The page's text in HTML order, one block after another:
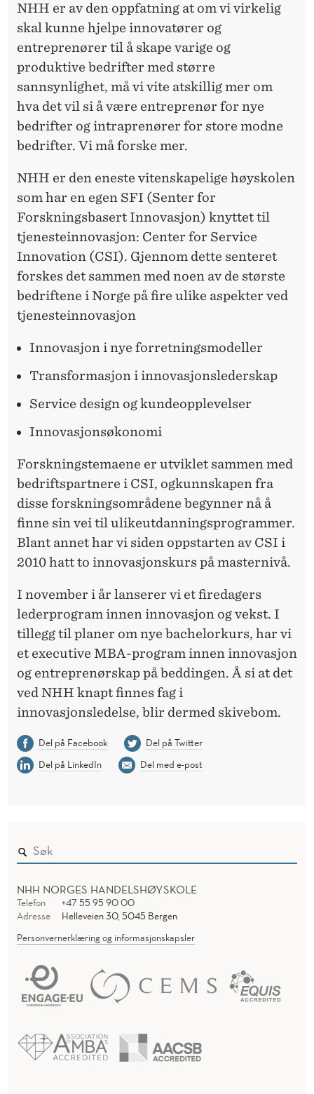
NHH er av den oppfatning at om vi virkelig
skal kunne hjelpe innovatører og
entreprenører til å skape varige og
produktive bedrifter med større
sannsynlighet, må vi vite atskillig mer om
hva det vil si å være entreprenør for nye
bedrifter og intraprenører for store modne
bedrifter. Vi må forske mer.
NHH er den eneste vitenskapelige høyskolen
som har en egen SFI (Senter for
Forskningsbasert Innovasjon) knyttet til
tjenesteinnovasjon: Center for Service
Innovation (CSI). Gjennom dette senteret
forskes det sammen med noen av de største
bedriftene i Norge på fire ulike aspekter ved
tjenesteinnovasjon
Innovasjon i nye forretningsmodeller
Transformasjon i innovasjonslederskap
Service design og kundeopplevelser
Innovasjonsøkonomi
Forskningstemaene er utviklet sammen med
bedriftspartnere i CSI, ogkunnskapen fra
disse forskningsområdene begynner nå å
finne sin vei til ulikeutdanningsprogrammer.
Blant annet har vi siden oppstarten av CSI i
2010 hatt to innovasjonskurs på masternivå.
I november i år lanserer vi et firedagers
lederprogram innen innovasjon og vekst. I
tillegg til planer om nye bachelorkurs, har vi
et executive MBA-program innen innovasjon
og entreprenørskap på beddingen. Å si at det
ved NHH knapt finnes fag i
innovasjonsledelse, blir dermed skivebom.
Del på Facebook
Del på Twitter
Del på LinkedIn
Del med e-post
NHH NORGES HANDELSHØYSKOLE
Telefon
+47 55 95 90 00
Adresse
Helleveien 30, 5045 Bergen
Personvernerklæring og informasjonskapsler